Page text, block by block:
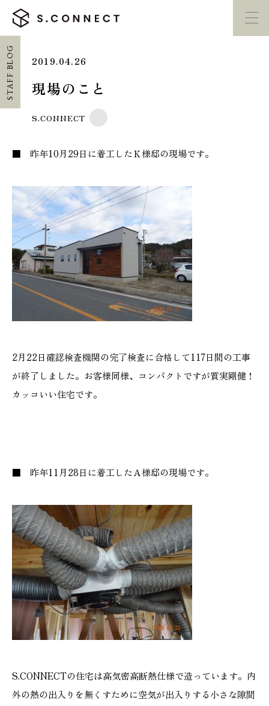
HOME
CONCEPT
エスコネについて
CASE
施工実績
GALLERY
STAFF BLOG
スタッフブログ
ACCESS MAP
プライバシーポリシー
家づくり勉強会
本社
053-488-5127
10:00〜19:00 水曜定休
浜松店
053-430-5123
10:00〜19:00 水曜定休
STAFF BLOG 2019.04.26
現場のこと
S.CONNECT
■ 昨年10月29日に着工したＫ様邸の現場です。
2月22日確認検査機関の完了検査に合格して117日間の工事
が終了しました。お客様同様、コンパクトですが質実剛健！
カッコいい住宅です。
■ 昨年11月28日に着工したＡ様邸の現場です。
S.CONNECTの住宅は高気密高断熱仕様で造っています。内
外の熱の出入りを無くすために空気が出入りする小さな隙間